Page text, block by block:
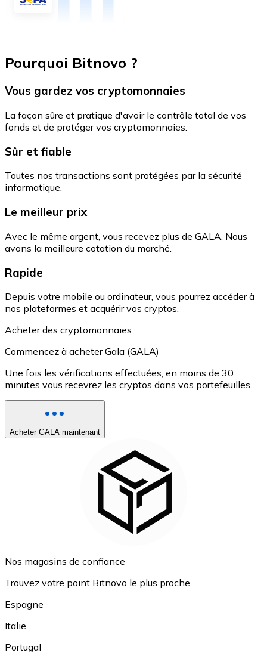
Pourquoi Bitnovo ?
Vous gardez vos cryptomonnaies
La façon sûre et pratique d'avoir le contrôle total de vos
fonds et de protéger vos cryptomonnaies.
Sûr et fiable
Toutes nos transactions sont protégées par la sécurité
informatique.
Le meilleur prix
Avec le même argent, vous recevez plus de GALA. Nous
avons la meilleure cotation du marché.
Rapide
Depuis votre mobile ou ordinateur, vous pourrez accéder à
nos plateformes et acquérir vos cryptos.
Acheter des cryptomonnaies
Commencez à acheter Gala (GALA)
Une fois les vérifications effectuées, en moins de 30
minutes vous recevrez les cryptos dans vos portefeuilles.
Acheter GALA maintenant
Nos magasins de confiance
Trouvez votre point Bitnovo le plus proche
Espagne
Italie
Portugal